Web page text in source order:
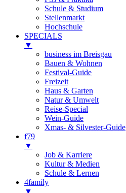
Schule & Studium
Stellenmarkt
Hochschule
SPECIALS
▼
business im Breisgau
Bauen & Wohnen
Festival-Guide
Freizeit
Haus & Garten
Natur & Umwelt
Reise-Special
Wein-Guide
Xmas- & Silvester-Guide
f79
▼
Job & Karriere
Kultur & Medien
Schule & Lernen
4family